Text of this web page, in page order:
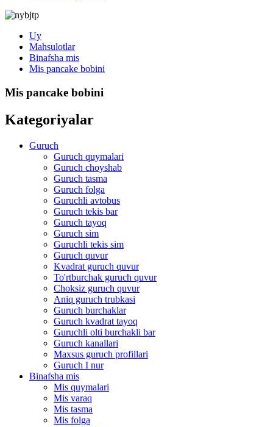
Uy
Mahsulotlar
Binafsha mis
Mis pancake bobini
Mis pancake bobini
Kategoriyalar
Guruch
Guruch quymalari
Guruch choyshab
Guruch tasma
Guruch folga
Guruchli avtobus
Guruch tekis bar
Guruch tayoq
Guruch sim
Guruchli tekis sim
Guruch quvur
Kvadrat guruch quvur
To'rtburchak guruch quvur
Choksiz guruch quvur
Aniq guruch trubkasi
Guruch burchaklar
Guruch kvadrat tayoq
Guruchli olti burchakli bar
Guruch kanallari
Maxsus guruch profillari
Guruch I nur
Binafsha mis
Mis quymalari
Mis varaq
Mis tasma
Mis folga